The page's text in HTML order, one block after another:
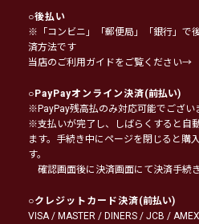
○後払い
※「コンビニ」「郵便局」「銀行」で
済方法です
当店のご利用ガイドをご覧ください→
○PayPayオンライン決済(前払い)
※PayPay残高払のみ対応可能でござい
※支払いが完了し、しばらくすると自
ます。手続き中にページを閉じると購
す。
確認画面後に決済画面にて決済手続
○クレジットカード決済(前払い)
VISA / MASTER / DINERS / JCB / AMEX